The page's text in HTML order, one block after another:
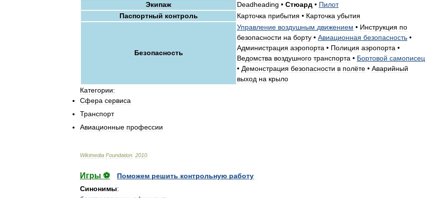
Экипаж
Deadheading • Стюард • Пилот
Паспортный контроль Карточка прибытия • Карточка убытия
Безопасность
Управление воздушным движением • Инструкция по
безопасности на борту • Авиационная безопасность •
Администрация аэропорта • Полиция аэропорта •
Ведомства воздушного транспорта • Бортовой самописец
• Демонстрация безопасности в полёте • Аварийный
выход на крыло
Категории:
Сфера сервиса
Транспорт
Авиационные профессии
Wikimedia Foundation 2010
Игры ⚽
Поможем решить контрольную работу
Синонимы: